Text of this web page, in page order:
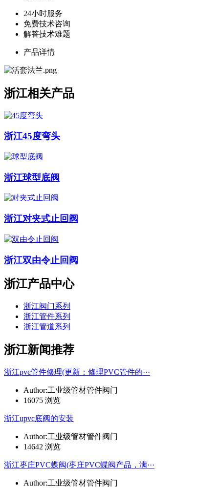
24小时服务
免费技术咨询
解答技术难题
产品详情
浙江相关产品
浙江45度弯头
浙江球型底阀
浙江对夹式止回阀
浙江双由令止回阀
浙江产品中心
浙江阀门系列
浙江管件系列
浙江管道系列
浙江新闻推荐
浙江pvc管件修理(更新：修理PVC管件的···
Author:工业级管材管件阀门
16075 浏览
浙江upvc底阀的安装
Author:工业级管材管件阀门
14642 浏览
浙江枣庄PVC蝶阀(枣庄PVC蝶阀产品，满···
Author:工业级管材管件阀门